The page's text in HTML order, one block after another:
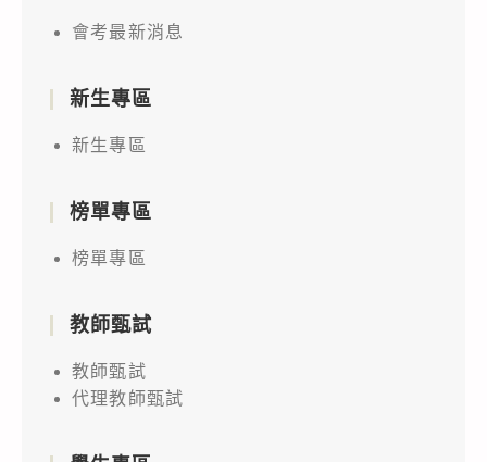
會考最新消息
新生專區
新生專區
榜單專區
榜單專區
教師甄試
教師甄試
代理教師甄試